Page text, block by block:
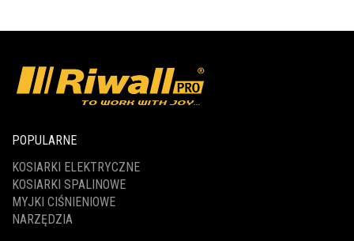
POPULARNE
KOSIARKI ELEKTRYCZNE
KOSIARKI SPALINOWE
MYJKI CIŚNIENIOWE
NARZĘDZIA